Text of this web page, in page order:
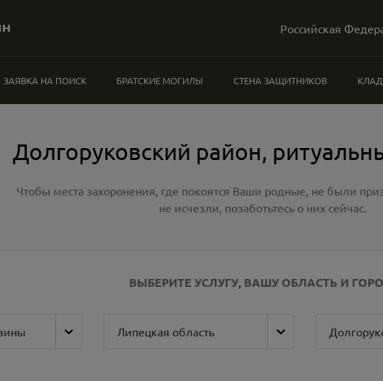
Российская
ЗАЯВКА НА ПОИСК БРАТСКИЕ МОГИЛЫ СТЕНА ЗАЩИТНИКОВ
Долгоруковский район,
Чтобы места захоронения, где покоятся Ваши родные, не были
не исчезли, позаботьтесь о них сейчас.
ВЫБЕРИТЕ УСЛУГУ, ВАШУ ОБЛАСТЬ И
Липецкая область